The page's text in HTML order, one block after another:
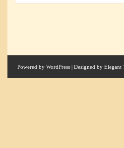
Powered by WordPress | Designed by Elegant